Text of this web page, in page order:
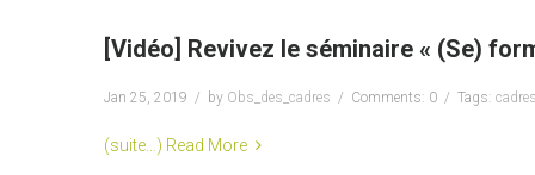
[Vidéo] Revivez le séminaire « (Se)
Jan 25, 2019 by Obs_des_cadres Comments: 0 Tags:
(suite…) Read More